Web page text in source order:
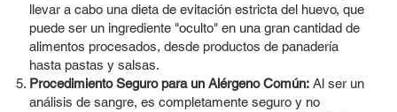
llevar a cabo una dieta de evitación estricta del huevo, que
puede ser un ingrediente "oculto" en una gran cantidad de
alimentos procesados, desde productos de panadería
hasta pastas y salsas.
Procedimiento Seguro para un Alérgeno Común:Al ser un
análisis de sangre, es completamente seguro y no